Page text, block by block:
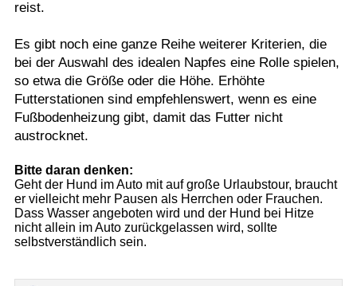
reist.
Es gibt noch eine ganze Reihe weiterer Kriterien, die
bei der Auswahl des idealen Napfes eine Rolle spielen,
so etwa die Größe oder die Höhe. Erhöhte
Futterstationen sind empfehlenswert, wenn es eine
Fußbodenheizung gibt, damit das Futter nicht
austrocknet.
Bitte daran denken:
Geht der Hund im Auto mit auf große Urlaubstour, braucht
er vielleicht mehr Pausen als Herrchen oder Frauchen.
Dass Wasser angeboten wird und der Hund bei Hitze
nicht allein im Auto zurückgelassen wird, sollte
selbstverständlich sein.